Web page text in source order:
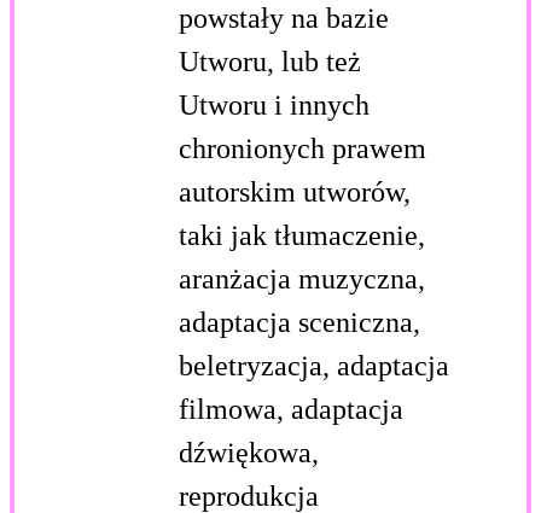
powstały na bazie
Utworu, lub też
Utworu i innych
chronionych prawem
autorskim utworów,
taki jak tłumaczenie,
aranżacja muzyczna,
adaptacja sceniczna,
beletryzacja, adaptacja
filmowa, adaptacja
dźwiękowa,
reprodukcja